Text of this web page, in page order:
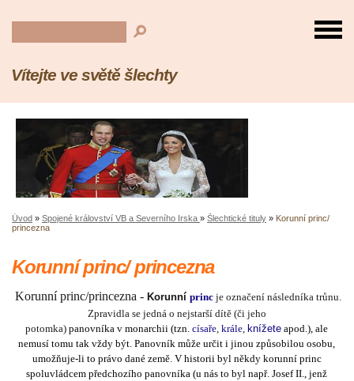
Vítejte ve světě šlechty
Úvod » Spojené království VB a Severního Irska » Šlechtické tituly » Korunní princ/
princezna
Korunní princ/ princezna
Korunní princ/princezna - Korunní princ je označení následníka trůnu.
Zpravidla se jedná o nejstarší dítě (či jeho
potomka) panovníka v monarchii (tzn. císaře, krále, knížete apod.), ale
nemusí tomu tak vždy být. Panovník může určit i jinou způsobilou osobu,
umožňuje-li to právo dané země. V historii byl někdy korunní princ
spoluvládcem předchozího panovníka (u nás to byl např. Josef II., jenž